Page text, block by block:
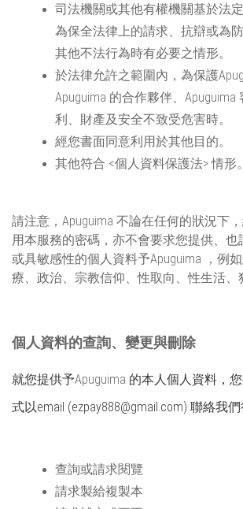
司法機關或其他有權機關基於法
為保全法律上的請求、抗辯或為
其他不法行為時有必要之情形。
於法律允許之範圍內，為保護
Apuguima 的合作夥伴、 Apuguima
利、財產及安全不致受危害時。
經您書面同意利用於其他目的。
其他符合 <個人資料保護法> 情形。
請注意， Apuguima 不論在任何的狀況下
用本服務的密碼，亦不會要求您提供、也
或具敏感性的個人資料予Apuguima ，例
療、政治、宗教信仰、性取向、性生活、
個人資料的查詢、變更與刪除
就您提供予Apuguima 的本人個人資料，
式以email (ezpay888@gmail.com) 聯絡我
查詢或請求閱覽
請求製給複製本